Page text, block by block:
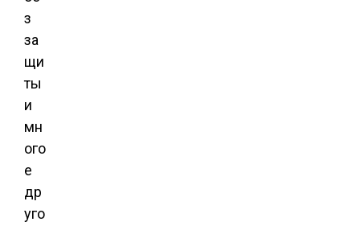
з
за
щи
ты
и
мн
ого
е
др
уго